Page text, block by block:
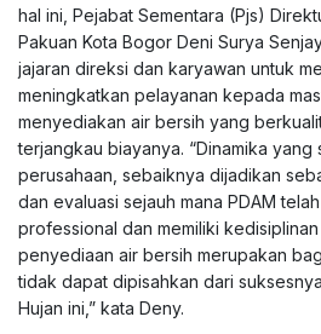
hal ini, Pejabat Sementara (Pjs)
Pakuan Kota Bogor Deni Surya
jajaran direksi dan karyawan untuk
meningkatkan pelayanan kepada
menyediakan air bersih yang
terjangkau biayanya. “Dinamika yang
perusahaan, sebaiknya dijadikan
dan evaluasi sejauh mana PDAM
professional dan memiliki
penyediaan air bersih merupakan
tidak dapat dipisahkan dari
Hujan ini,” kata Deny.